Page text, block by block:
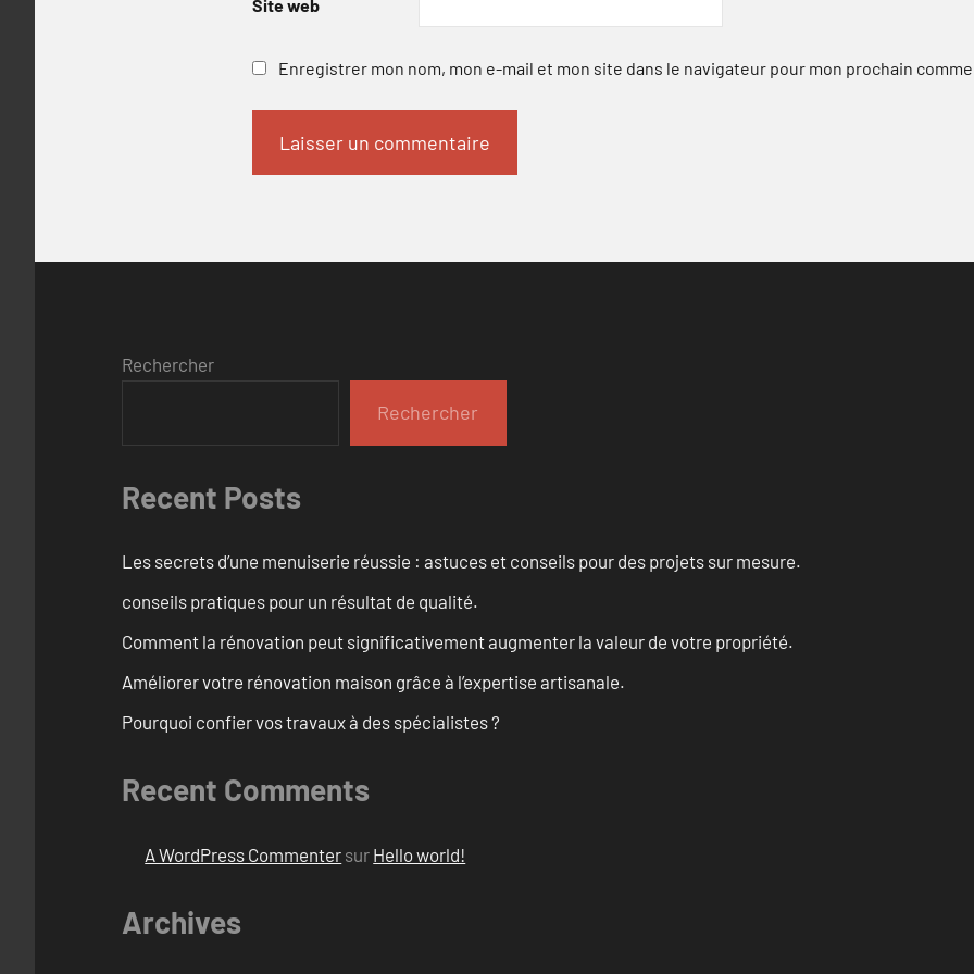
Site web
Enregistrer mon nom, mon e-mail et mon site dans le navigateur pour mon prochain
Rechercher
Rechercher
Recent Posts
Les secrets d’une menuiserie réussie : astuces et conseils pour des projets sur mesure.
conseils pratiques pour un résultat de qualité.
Comment la rénovation peut significativement augmenter la valeur de votre propriété.
Améliorer votre rénovation maison grâce à l’expertise artisanale.
Pourquoi confier vos travaux à des spécialistes ?
Recent Comments
A WordPress Commenter sur Hello world!
Archives